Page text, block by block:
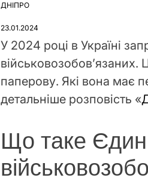
ОПУБЛІКУВАТИ
ДНІПРО
23.01.2024
У 2024 році в Україні
військовозобов’язаних.
паперову. Які вона має
детальніше розповість «
Що таке